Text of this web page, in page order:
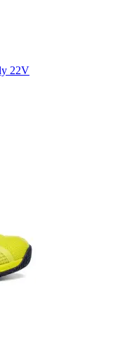
22V